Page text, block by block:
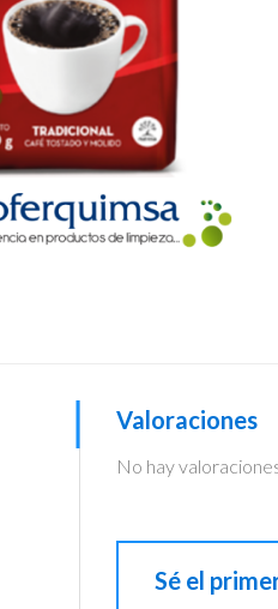
Valoraciones
No hay
Sé el